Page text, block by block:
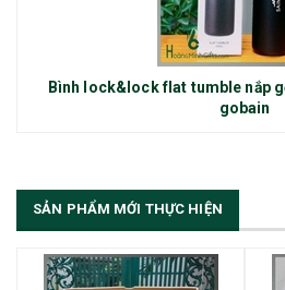
Bình lock&lock flat tumble nắp
gobain
SẢN PHẨM MỚI THỰC HIỆN